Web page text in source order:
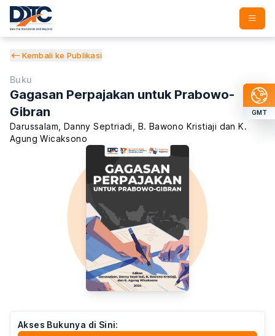
GMT
Kembali ke Publikasi
Buku
Gagasan Perpajakan untuk Prabowo-
Gibran
Darussalam Danny Septriadi B. Bawono Kristiaji dan K.
Agung Wicaksono
Akses Bukunya di Sini: